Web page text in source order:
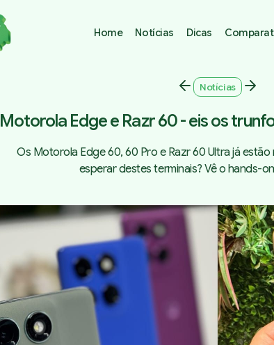
Home Notícias Dicas
Notícias
Motorola Edge e Razr 60 - eis os
Os Motorola Edge 60, 60 Pro e Razr 60 Ultra já
esperar destes terminais? Vê o hands-